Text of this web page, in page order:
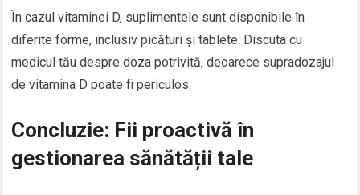
În cazul vitaminei D, suplimentele sunt disponibile în
diferite forme, inclusiv picături și tablete. Discuta cu
medicul tău despre doza potrivită, deoarece supradozajul
de vitamina D poate fi periculos.
Concluzie: Fii proactivă în
gestionarea sănătății tale